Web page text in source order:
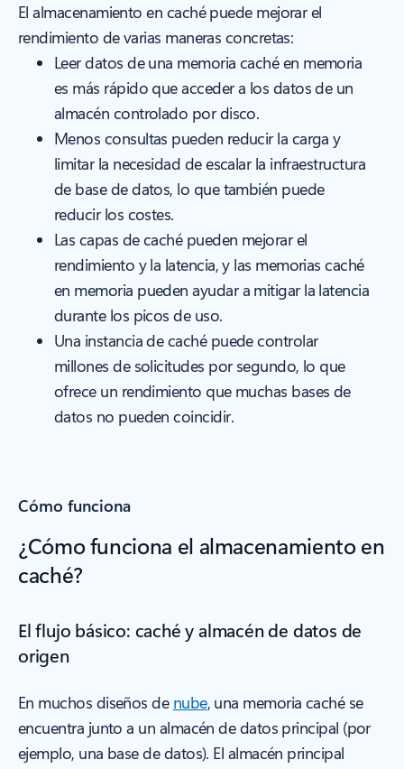
El almacenamiento en caché puede mejorar el
rendimiento de varias maneras concretas:
Leer datos de una memoria caché en memoria
es más rápido que acceder a los datos de un
almacén controlado por disco.
Menos consultas pueden reducir la carga y
limitar la necesidad de escalar la infraestructura
de base de datos, lo que también puede
reducir los costes.
Las capas de caché pueden mejorar el
rendimiento y la latencia, y las memorias caché
en memoria pueden ayudar a mitigar la latencia
durante los picos de uso.
Una instancia de caché puede controlar
millones de solicitudes por segundo, lo que
ofrece un rendimiento que muchas bases de
datos no pueden coincidir.
Cómo funciona
¿Cómo funciona el almacenamiento en
caché?
El flujo básico: caché y almacén de datos de
origen
En muchos diseños de nube, una memoria caché se
encuentra junto a un almacén de datos principal (por
ejemplo, una base de datos). El almacén principal